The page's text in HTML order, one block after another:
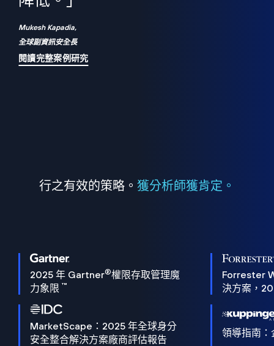
Mukesh Kapadia,
全球副資訊安全長
閱讀完整案例研究
行之有效的策略。 獲分析師獲肯定。
2025 年 Gartner®權限存取管理魔
力象限 ™
Forrester
決方案，
MarketScape：2025 年全球身分
安全整合解決方案廠商評估報告
領導指南